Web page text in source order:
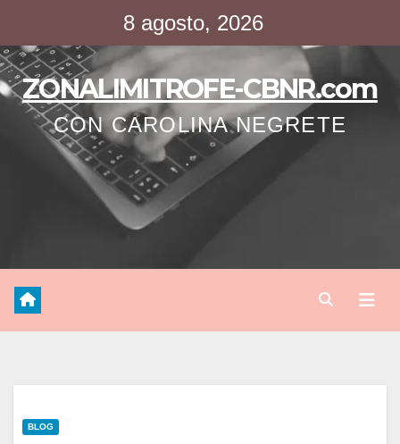
contenido
8 agosto, 2026
ZONALIMITROFE-CBNR.com
CON CAROLINA NEGRETE
BLOG